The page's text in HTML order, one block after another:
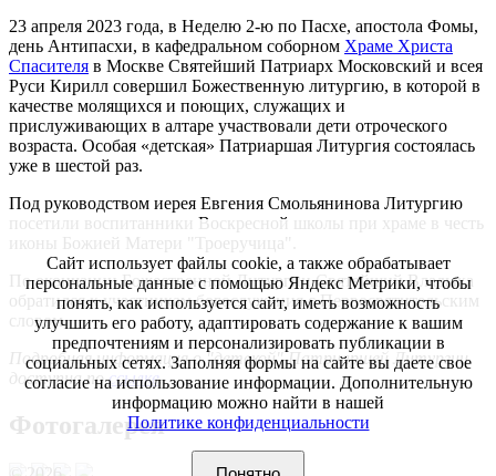
23 апреля 2023 года, в Неделю 2-ю по Пасхе, апостола Фомы,
день Антипасхи, в кафедральном соборном Храме Христа
Спасителя в Москве Святейший Патриарх Московский и всея
Руси Кирилл совершил Божественную литургию, в которой в
качестве молящихся и поющих, служащих и
прислуживающих в алтаре участвовали дети отроческого
возраста. Особая «детская» Патриаршая Литургия состоялась
уже в шестой раз.
Под руководством иерея Евгения Смольянинова Литургию
посетили воспитанники Воскресной школы при храме в честь
иконы Божией Матери "Троеручица".
По окончании Божественной Литургии Святейший Владыка
обратился к участникам богослужения с Первосвятительским
словом.
Подробная информация о "детской" Патриаршей Литургии
доступна поссылке.
Фотогалерея
Сайт использует файлы cookie, а также обрабатывает
персональные данные с помощью Яндекс Метрики, чтобы
понять, как используется сайт, иметь возможность
улучшить его работу, адаптировать содержание к вашим
предпочтениям и персонализировать публикации в
социальных сетях. Заполняя формы на сайте вы даете свое
согласие на использование информации. Дополнительную
информацию можно найти в нашей
Политике конфиденциальности